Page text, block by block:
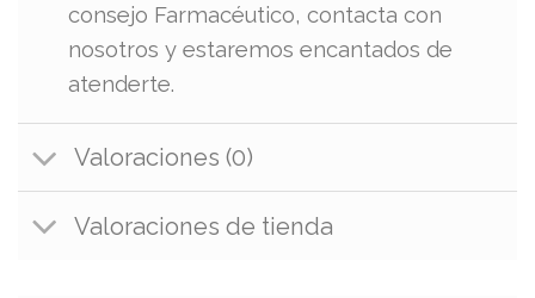
consejo Farmacéutico, contacta con
nosotros y estaremos encantados de
atenderte.
Valoraciones (0)
Valoraciones de tienda